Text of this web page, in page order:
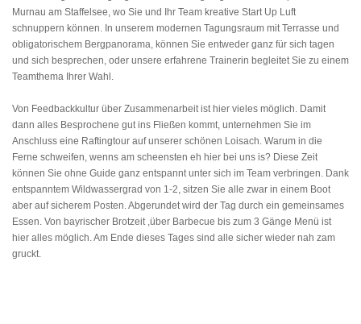
Murnau am Staffelsee, wo Sie und Ihr Team kreative Start Up Luft
schnuppern können. In unserem modernen Tagungsraum mit Terrasse und
obligatorischem Bergpanorama, können Sie entweder ganz für sich tagen
und sich besprechen, oder unsere erfahrene Trainerin begleitet Sie zu einem
Teamthema Ihrer Wahl.
Von Feedbackkultur über Zusammenarbeit ist hier vieles möglich. Damit
dann alles Besprochene gut ins Fließen kommt, unternehmen Sie im
Anschluss eine Raftingtour auf unserer schönen Loisach. Warum in die
Ferne schweifen, wenns am scheensten eh hier bei uns is? Diese Zeit
können Sie ohne Guide ganz entspannt unter sich im Team verbringen. Dank
entspanntem Wildwassergrad von 1-2, sitzen Sie alle zwar in einem Boot
aber auf sicherem Posten. Abgerundet wird der Tag durch ein gemeinsames
Essen. Von bayrischer Brotzeit ,über Barbecue bis zum 3 Gänge Menü ist
hier alles möglich. Am Ende dieses Tages sind alle sicher wieder nah zam
gruckt.